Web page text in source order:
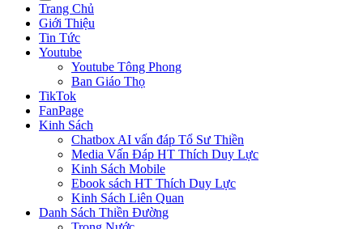
Trang Chủ
Giới Thiệu
Tin Tức
Youtube
Youtube Tông Phong
Ban Giáo Thọ
TikTok
FanPage
Kinh Sách
Chatbox AI vấn đáp Tổ Sư Thiền
Media Vấn Đáp HT Thích Duy Lực
Kinh Sách Mobile
Ebook sách HT Thích Duy Lực
Kinh Sách Liên Quan
Danh Sách Thiền Đường